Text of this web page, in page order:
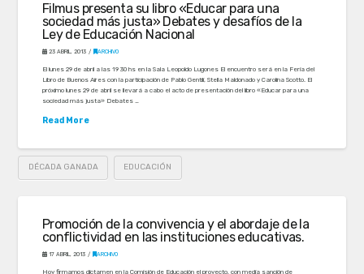
Filmus presenta su libro «Educar para una
sociedad más justa» Debates y desafíos de la
Ley de Educación Nacional
23 ABRIL, 2013 ARCHIVO
El lunes 29 de abril a las 19 30 hs en la Sala Leopoldo Lugones El encuentro será en la Feria del
Libro de Buenos Aires con la participación de Pablo Gentili, Stella Maldonado y Carolina Scotto. El
próximo lunes 29 de abril se llevará a cabo el acto de presentación del libro «Educar para una
sociedad más justa» Debates …
Read More
DÉCADA GANADA EDUCACIÓN
Promoción de la convivencia y el abordaje de la
conflictividad en las instituciones educativas.
17 ABRIL, 2013 ARCHIVO
Hoy firmamos dictamen en la Comisión de Educación el proyecto, con media sanción de